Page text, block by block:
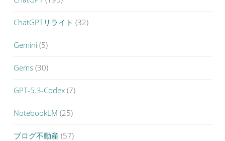
ChatGPTリライト (32)
Gemini (5)
Gems (30)
GPT-5.3-Codex (7)
NotebookLM (25)
ブログ不動産 (57)